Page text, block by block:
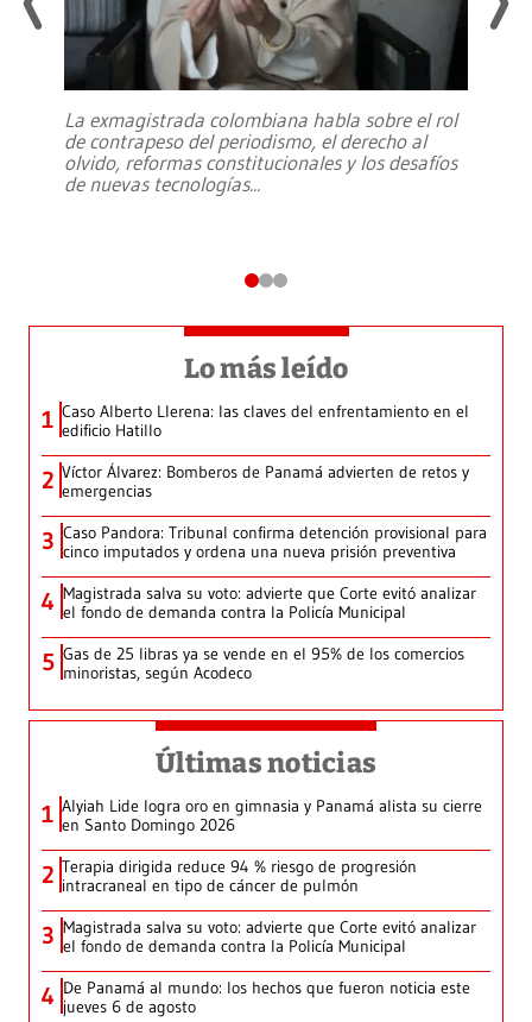
La exmagistrada colombiana habla sobre el rol
de contrapeso del periodismo, el derecho al
olvido, reformas constitucionales y los desafíos
de nuevas tecnologías...
Lo más leído
1 Caso Alberto Llerena: las claves del enfrentamiento en el
edificio Hatillo
2 Víctor Álvarez: Bomberos de Panamá advierten de retos y
emergencias
3 Caso Pandora: Tribunal confirma detención provisional para
cinco imputados y ordena una nueva prisión preventiva
4 Magistrada salva su voto: advierte que Corte evitó analizar
el fondo de demanda contra la Policía Municipal
5 Gas de 25 libras ya se vende en el 95% de los comercios
minoristas, según Acodeco
Últimas noticias
1 Alyiah Lide logra oro en gimnasia y Panamá alista su cierre
en Santo Domingo 2026
2 Terapia dirigida reduce 94 % riesgo de progresión
intracraneal en tipo de cáncer de pulmón
3 Magistrada salva su voto: advierte que Corte evitó analizar
el fondo de demanda contra la Policía Municipal
4 De Panamá al mundo: los hechos que fueron noticia este
jueves 6 de agosto